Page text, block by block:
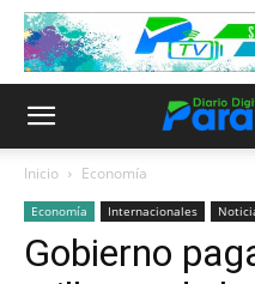
Inicio Economía
Economía Internacionales
Gobierno